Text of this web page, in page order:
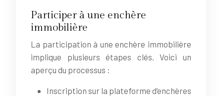
Participer à une enchère
immobilière
La participation à une enchère immobilière
implique plusieurs étapes clés. Voici un
aperçu du processus :
Inscription sur la plateforme d’enchères